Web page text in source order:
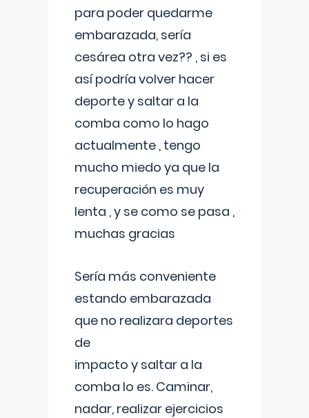
para poder quedarme
embarazada, sería
cesárea otra vez?? , si es
así podría volver hacer
deporte y saltar a la
comba como lo hago
actualmente , tengo
mucho miedo ya que la
recuperación es muy
lenta , y se como se pasa ,
muchas gracias
Sería más conveniente
estando embarazada
que no realizara deportes
de
impacto y saltar a la
comba lo es. Caminar,
nadar, realizar ejercicios